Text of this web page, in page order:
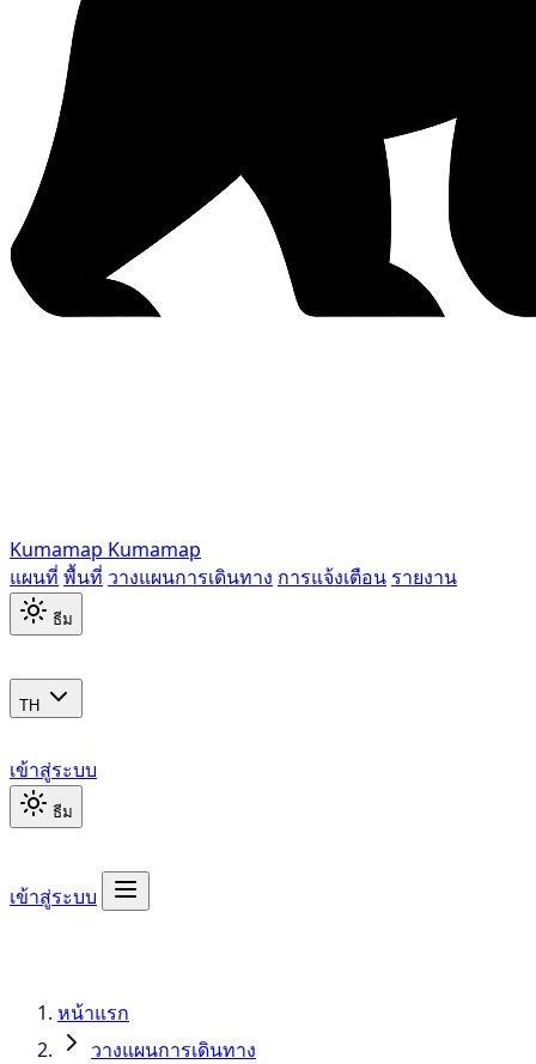
Kumamap Kumamap
แผนที่ พื้นที่ วางแผนการเดินทาง การแจ้งเตือน รายงาน
ธีม
TH
เข้าสู่ระบบ
ธีม
เข้าสู่ระบบ
หน้าแรก
วางแผนการเดินทาง